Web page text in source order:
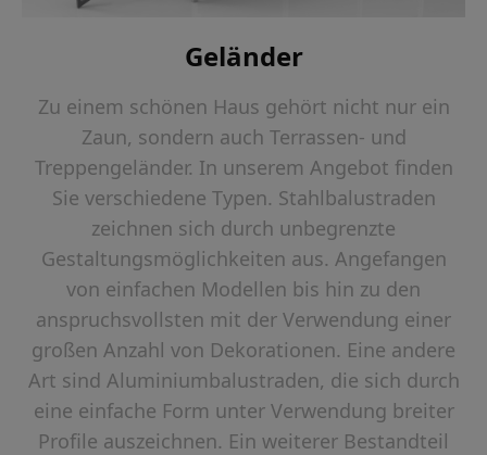
Geländer
Zu einem schönen Haus gehört nicht nur ein
Zaun, sondern auch Terrassen- und
Treppengeländer. In unserem Angebot finden
Sie verschiedene Typen. Stahlbalustraden
zeichnen sich durch unbegrenzte
Gestaltungsmöglichkeiten aus. Angefangen
von einfachen Modellen bis hin zu den
anspruchsvollsten mit der Verwendung einer
großen Anzahl von Dekorationen. Eine andere
Art sind Aluminiumbalustraden, die sich durch
eine einfache Form unter Verwendung breiter
Profile auszeichnen. Ein weiterer Bestandteil